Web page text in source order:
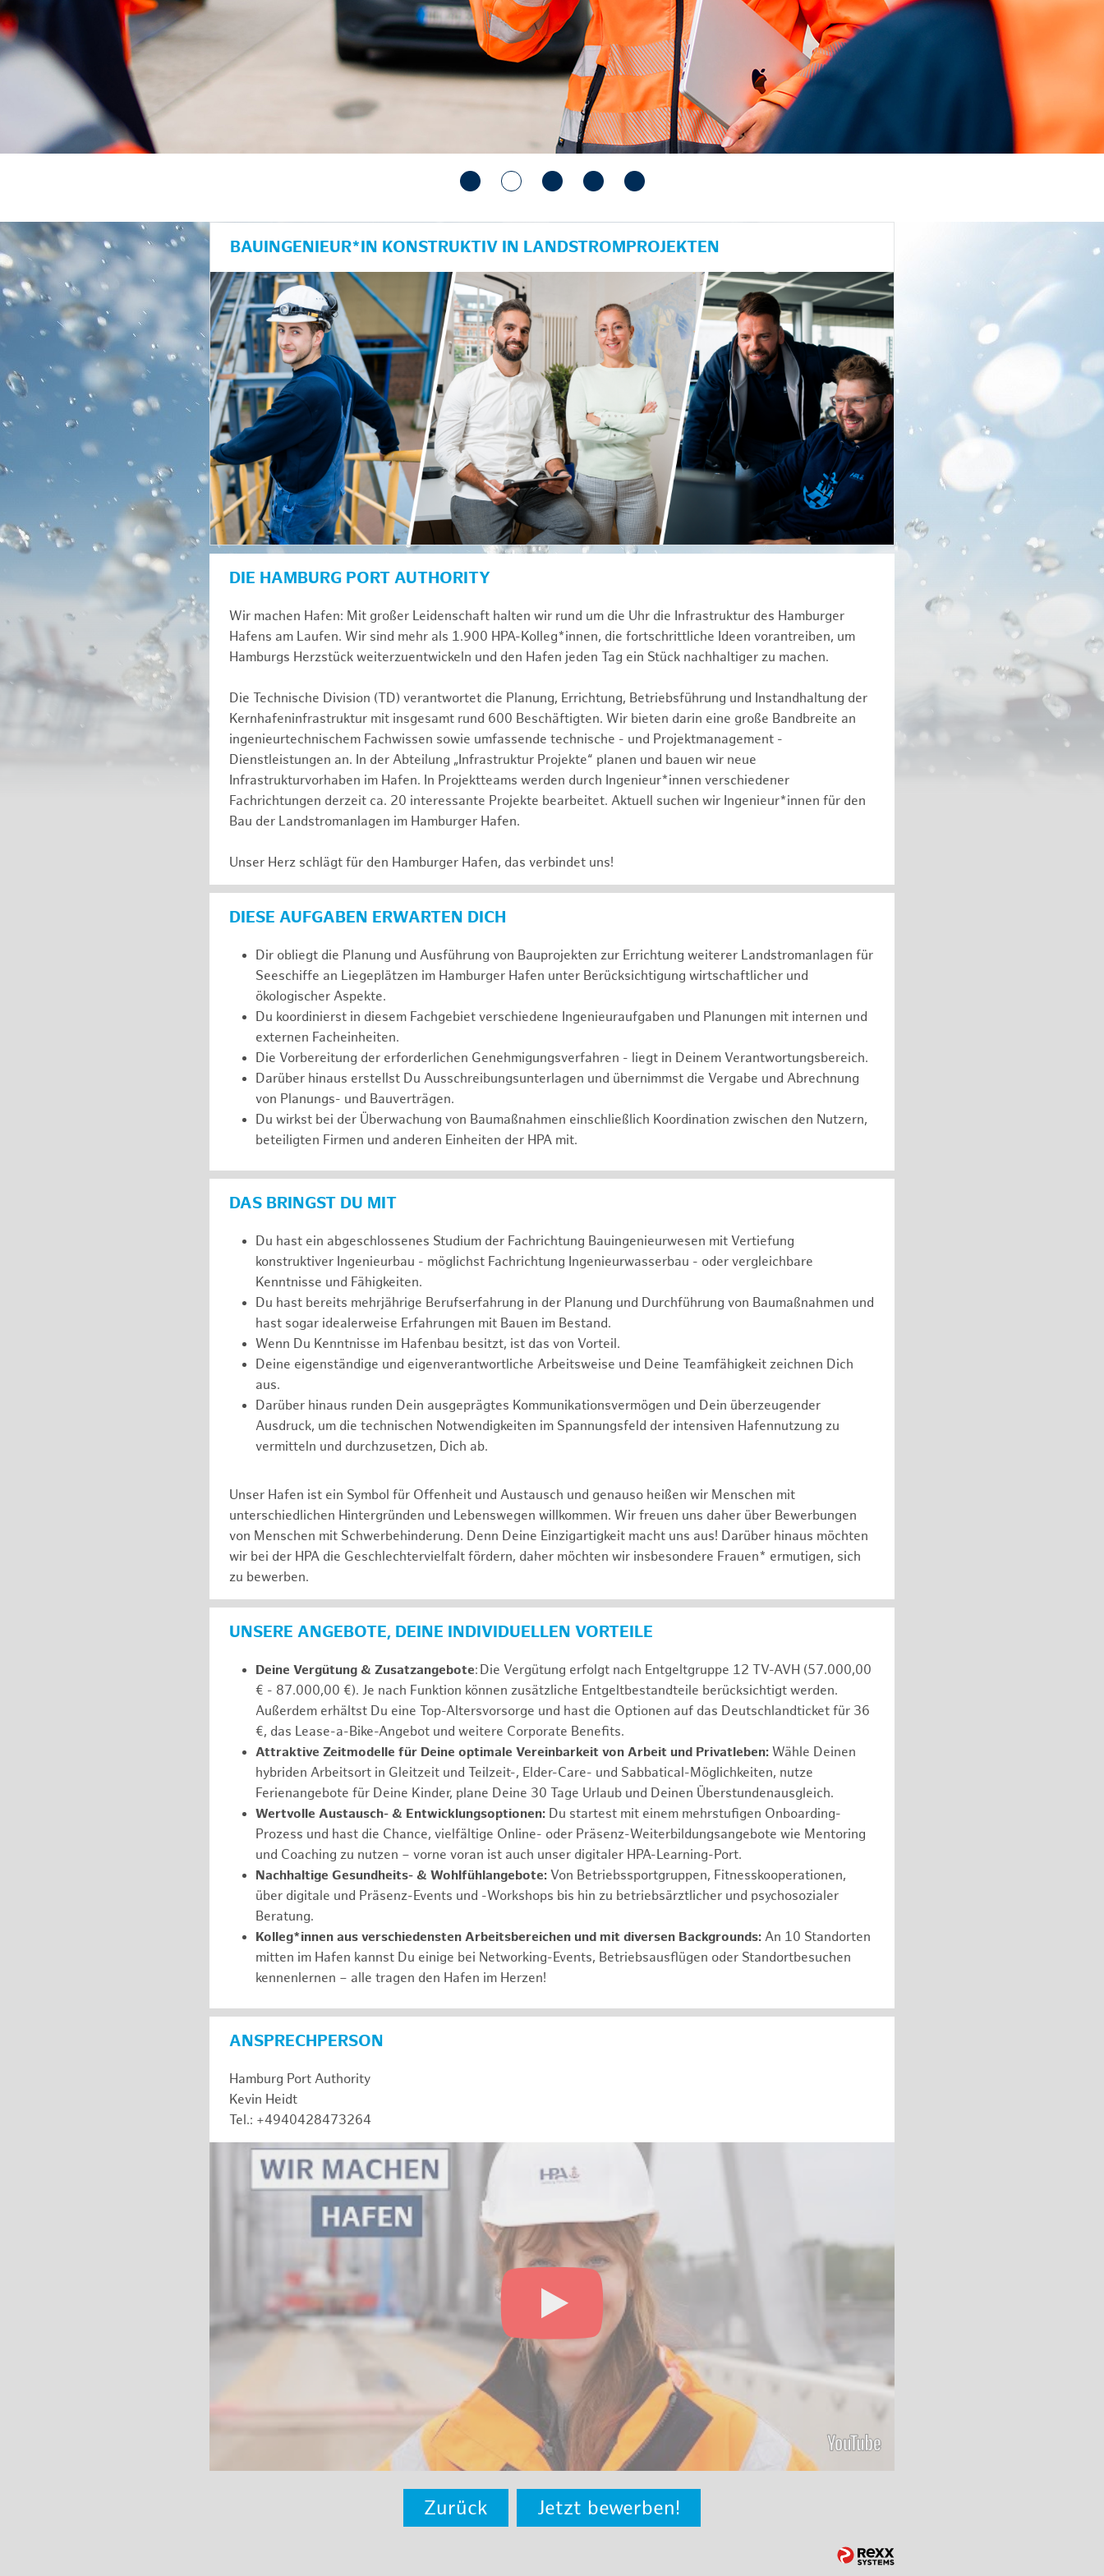
anzeigen/schließen
BAUINGENIEUR*IN KONSTRUKTIV IN LANDSTROMPROJEKTEN
DIE HAMBURG PORT AUTHORITY
Wir machen Hafen: Mit großer Leidenschaft halten wir rund um die Uhr die Infrastruktur des Hamburger
Hafens am Laufen. Wir sind mehr als 1.900 HPA-Kolleg*innen, die fortschrittliche Ideen vorantreiben, um
Hamburgs Herzstück weiterzuentwickeln und den Hafen jeden Tag ein Stück nachhaltiger zu machen.
Die Technische Division (TD) verantwortet die Planung, Errichtung, Betriebsführung und Instandhaltung der
Kernhafeninfrastruktur mit insgesamt rund 600 Beschäftigten. Wir bieten darin eine große Bandbreite an
ingenieurtechnischem Fachwissen sowie umfassende technische - und Projektmanagement -
Dienstleistungen an. In der Abteilung „Infrastruktur Projekte“ planen und bauen wir neue
Infrastrukturvorhaben im Hafen. In Projektteams werden durch Ingenieur*innen verschiedener
Fachrichtungen derzeit ca. 20 interessante Projekte bearbeitet. Aktuell suchen wir Ingenieur*innen für den
Bau der Landstromanlagen im Hamburger Hafen.
Unser Herz schlägt für den Hamburger Hafen, das verbindet uns!
DIESE AUFGABEN ERWARTEN DICH
Dir obliegt die Planung und Ausführung von Bauprojekten zur Errichtung weiterer Landstromanlagen für
Seeschiffe an Liegeplätzen im Hamburger Hafen unter Berücksichtigung wirtschaftlicher und
ökologischer Aspekte.
Du koordinierst in diesem Fachgebiet verschiedene Ingenieuraufgaben und Planungen mit internen und
externen Facheinheiten.
Die Vorbereitung der erforderlichen Genehmigungsverfahren - liegt in Deinem Verantwortungsbereich.
Darüber hinaus erstellst Du Ausschreibungsunterlagen und übernimmst die Vergabe und Abrechnung
von Planungs- und Bauverträgen.
Du wirkst bei der Überwachung von Baumaßnahmen einschließlich Koordination zwischen den Nutzern,
beteiligten Firmen und anderen Einheiten der HPA mit.
DAS BRINGST DU MIT
Du hast ein abgeschlossenes Studium der Fachrichtung Bauingenieurwesen mit Vertiefung
konstruktiver Ingenieurbau - möglichst Fachrichtung Ingenieurwasserbau - oder vergleichbare
Kenntnisse und Fähigkeiten.
Du hast bereits mehrjährige Berufserfahrung in der Planung und Durchführung von Baumaßnahmen und
hast sogar idealerweise Erfahrungen mit Bauen im Bestand.
Wenn Du Kenntnisse im Hafenbau besitzt, ist das von Vorteil.
Deine eigenständige und eigenverantwortliche Arbeitsweise und Deine Teamfähigkeit zeichnen Dich
aus.
Darüber hinaus runden Dein ausgeprägtes Kommunikationsvermögen und Dein überzeugender
Ausdruck, um die technischen Notwendigkeiten im Spannungsfeld der intensiven Hafennutzung zu
vermitteln und durchzusetzen, Dich ab.
Unser Hafen ist ein Symbol für Offenheit und Austausch und genauso heißen wir Menschen mit
unterschiedlichen Hintergründen und Lebenswegen willkommen. Wir freuen uns daher über Bewerbungen
von Menschen mit Schwerbehinderung. Denn Deine Einzigartigkeit macht uns aus! Darüber hinaus möchten
wir bei der HPA die Geschlechtervielfalt fördern, daher möchten wir insbesondere Frauen* ermutigen, sich
zu bewerben.
UNSERE ANGEBOTE, DEINE INDIVIDUELLEN VORTEILE
Deine Vergütung & Zusatzangebote: Die Vergütung erfolgt nach Entgeltgruppe 12 TV-AVH (57.000,00
€ - 87.000,00 €). Je nach Funktion können zusätzliche Entgeltbestandteile berücksichtigt werden.
Außerdem erhältst Du eine Top-Altersvorsorge und hast die Optionen auf das Deutschlandticket für 36
€, das Lease-a-Bike-Angebot und weitere Corporate Benefits.
Attraktive Zeitmodelle für Deine optimale Vereinbarkeit von Arbeit und Privatleben: Wähle Deinen
hybriden Arbeitsort in Gleitzeit und Teilzeit-, Elder-Care- und Sabbatical-Möglichkeiten, nutze
Ferienangebote für Deine Kinder, plane Deine 30 Tage Urlaub und Deinen Überstundenausgleich.
Wertvolle Austausch- & Entwicklungsoptionen: Du startest mit einem mehrstufigen Onboarding-
Prozess und hast die Chance, vielfältige Online- oder Präsenz-Weiterbildungsangebote wie Mentoring
und Coaching zu nutzen – vorne voran ist auch unser digitaler HPA-Learning-Port.
Nachhaltige Gesundheits- & Wohlfühlangebote: Von Betriebssportgruppen, Fitnesskooperationen,
über digitale und Präsenz-Events und -Workshops bis hin zu betriebsärztlicher und psychosozialer
Beratung.
Kolleg*innen aus verschiedensten Arbeitsbereichen und mit diversen Backgrounds: An 10 Standorten
mitten im Hafen kannst Du einige bei Networking-Events, Betriebsausflügen oder Standortbesuchen
kennenlernen – alle tragen den Hafen im Herzen!
ANSPRECHPERSON
Hamburg Port Authority
Kevin Heidt
Tel.: +4940428473264
Zurück Jetzt bewerben!